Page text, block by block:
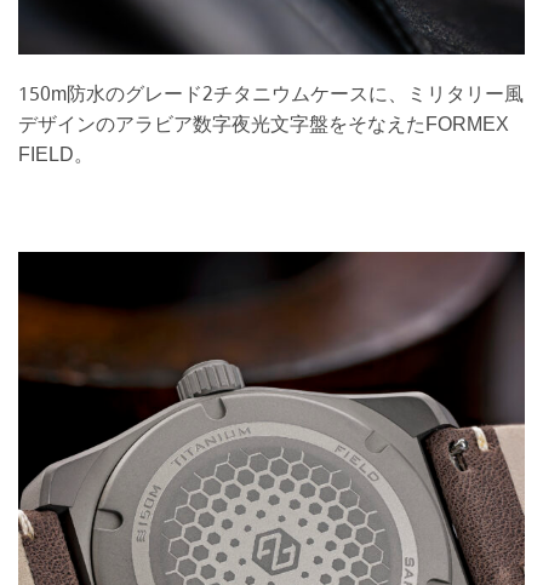
150m防水のグレード2チタニウムケースに、ミリタリー風
デザインのアラビア数字夜光文字盤をそなえたFORMEX
FIELD。